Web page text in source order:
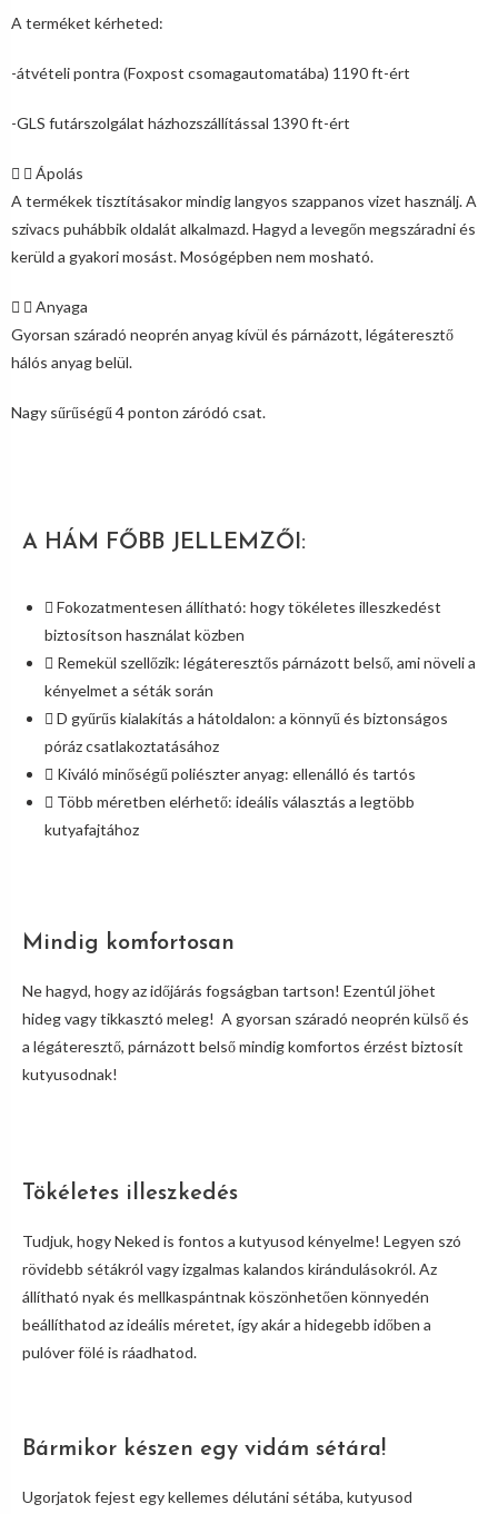
A terméket kérheted:
-átvételi pontra (Foxpost csomagautomatába) 1190 ft-ért
-GLS futárszolgálat házhozszállítással 1390 ft-ért
Ápolás
A termékek tisztításakor mindig langyos szappanos vizet használj. A
szivacs puhábbik oldalát alkalmazd. Hagyd a levegőn megszáradni és
kerüld a gyakori mosást. Mosógépben nem mosható.
Anyaga
Gyorsan száradó neoprén anyag kívül és párnázott, légáteresztő
hálós anyag belül.
Nagy sűrűségű 4 ponton záródó csat.
A HÁM FŐBB JELLEMZŐI:
Fokozatmentesen állítható: hogy tökéletes illeszkedést
biztosítson használat közben
Remekül szellőzik: légáteresztős párnázott belső, ami növeli a
kényelmet a séták során
D gyűrűs kialakítás a hátoldalon: a könnyű és biztonságos
póráz csatlakoztatásához
Kiváló minőségű poliészter anyag: ellenálló és tartós
Több méretben elérhető: ideális választás a legtöbb
kutyafajtához
Mindig komfortosan
Ne hagyd, hogy az időjárás fogságban tartson! Ezentúl jöhet
hideg vagy tikkasztó meleg! A gyorsan száradó neoprén külső és
a légáteresztő, párnázott belső mindig komfortos érzést biztosít
kutyusodnak!
Tökéletes illeszkedés
Tudjuk, hogy Neked is fontos a kutyusod kényelme! Legyen szó
rövidebb sétákról vagy izgalmas kalandos kirándulásokról. Az
állítható nyak és mellkaspántnak köszönhetően könnyedén
beállíthatod az ideális méretet, így akár a hidegebb időben a
pulóver fölé is ráadhatod.
Bármikor készen egy vidám sétára!
Ugorjatok fejest egy kellemes délutáni sétába, kutyusod